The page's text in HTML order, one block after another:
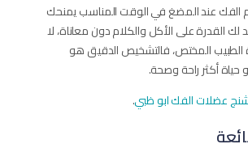
الفك عند المضغ في الوقت المناسب يمنحك
لك القدرة على الأكل والكلام دون معاناة، لا
الطبيب المختص، فالتشخيص الدقيق هو
حياة أكثر راحة وصحة.
عضلات الفك ابو ظبي.